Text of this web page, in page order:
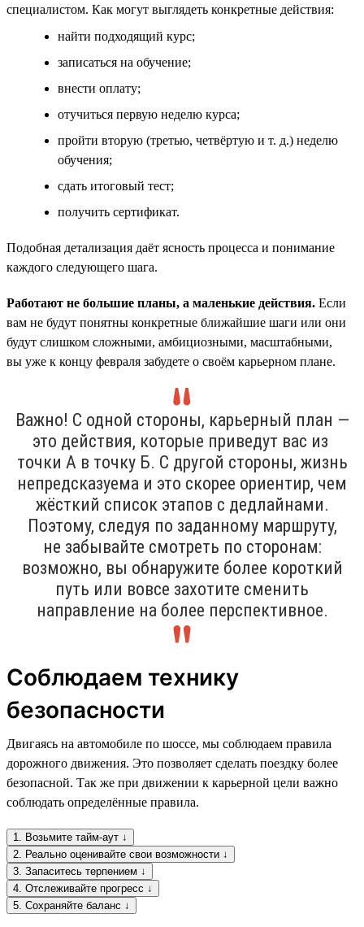
специалистом. Как могут выглядеть конкретные действия:
найти подходящий курс;
записаться на обучение;
внести оплату;
отучиться первую неделю курса;
пройти вторую (третью, четвёртую и т. д.) неделю
обучения;
сдать итоговый тест;
получить сертификат.
Подобная детализация даёт ясность процесса и понимание
каждого следующего шага.
Работают не большие планы, а маленькие действия. Если
вам не будут понятны конкретные ближайшие шаги или они
будут слишком сложными, амбициозными, масштабными,
вы уже к концу февраля забудете о своём карьерном плане.
Важно! С одной стороны, карьерный план —
это действия, которые приведут вас из
точки А в точку Б. С другой стороны, жизнь
непредсказуема и это скорее ориентир, чем
жёсткий список этапов с дедлайнами.
Поэтому, следуя по заданному маршруту,
не забывайте смотреть по сторонам:
возможно, вы обнаружите более короткий
путь или вовсе захотите сменить
направление на более перспективное.
Соблюдаем технику
безопасности
Двигаясь на автомобиле по шоссе, мы соблюдаем правила
дорожного движения. Это позволяет сделать поездку более
безопасной. Так же при движении к карьерной цели важно
соблюдать определённые правила.
1. Возьмите тайм-аут ↓
2. Реально оценивайте свои возможности ↓
3. Запаситесь терпением ↓
4. Отслеживайте прогресс ↓
5. Сохраняйте баланс ↓